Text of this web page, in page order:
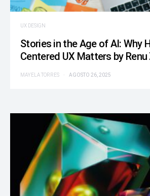
UX DESIGN
Stories in the Age of AI: Why
Centered UX Matters by
MAYELA TORRES AGOSTO 26, 2025